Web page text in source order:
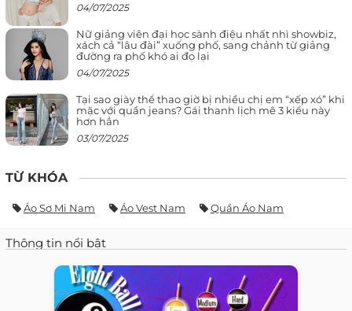
04/07/2025
Nữ giảng viên đại học sành điệu nhất nhì showbiz,
xách cả “lâu đài” xuống phố, sang chảnh từ giảng
đường ra phố khó ai đọ lại
04/07/2025
Tại sao giày thể thao giờ bị nhiều chị em “xếp xó” khi
mặc với quần jeans? Gái thanh lịch mê 3 kiểu này
hơn hẳn
03/07/2025
TỪ KHÓA
Áo Sơ Mi Nam Áo Vest Nam Quần Áo Nam
Thông tin nổi bật